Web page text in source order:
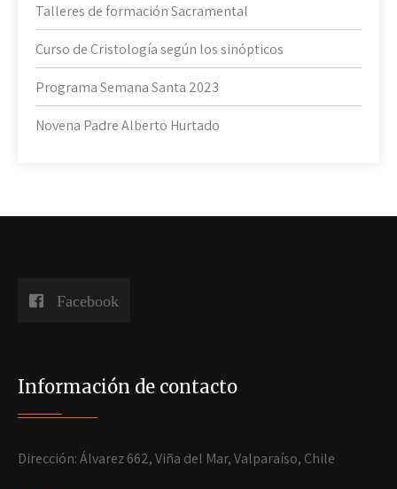
Talleres de formación Sacramental
Curso de Cristología según los sinópticos
Programa Semana Santa 2023
Novena Padre Alberto Hurtado
Facebook
Información de contacto
Dirección: Álvarez 662, Viña del Mar, Valparaíso, Chile